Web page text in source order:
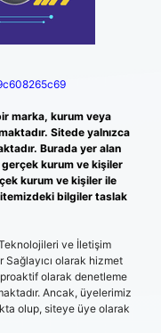
marka, kurum veya
Sitede yalnızca
Burada yer alan
kurum ve kişiler
kurum ve kişiler ile
bilgiler taslak
ve İletişim
Sağlayıcı olarak hizmet
olarak denetleme
Ancak, üyelerimiz
olup, siteye üye olarak